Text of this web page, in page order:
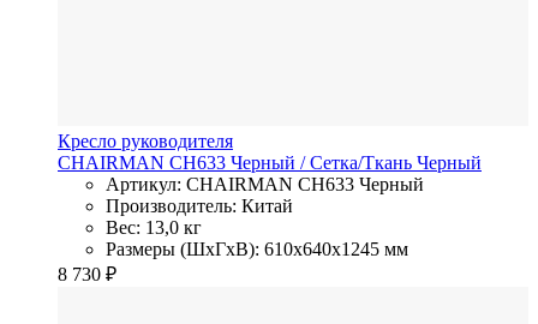
Кресло руководителя
CHAIRMAN CH633 Черный / Сетка/Ткань Черный
Артикул: CHAIRMAN CH633 Черный
Производитель: Китай
Вес: 13,0 кг
Размеры (ШхГхВ): 610x640x1245 мм
8 730 ₽